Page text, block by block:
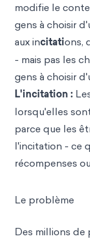
modifie le
gens à choisir
aux incitations,
- mais pas les
gens à choisir
L'incitation :
lorsqu'elles
parce que les
l'incitation - ce
récompenses
Le problème
Des millions